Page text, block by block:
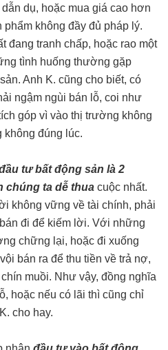
dụ, hoặc mua giá cao hơn
không đầy đủ pháp lý.
đang tranh chấp, hoặc rao một
tình huống thường gặp
Anh K. cũng cho biết, có
ngậm ngùi bán lỗ, coi như
góp vì vào thị trường không
không đúng lúc.
tư bất động sản là 2
chúng ta dễ thua cuộc nhất.
không vững về tài chính, phải
đi để kiếm lời. Với những
chững lại, hoặc đi xuống
bán ra để thu tiền về trả nợ,
muồi. Như vậy, đồng nghĩa
hoặc nếu có lãi thì cũng chỉ
cho hay.